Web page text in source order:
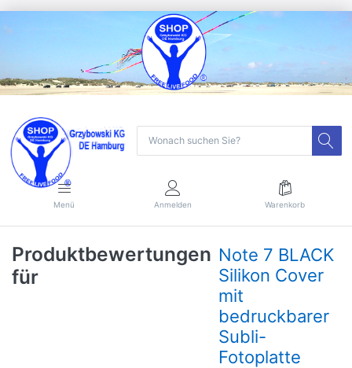
Menü Anmelden Warenkorb
Produktbewertungen
für
Note 7 BLACK
Silikon Cover
mit
bedruckbarer
Subli-
Fotoplatte